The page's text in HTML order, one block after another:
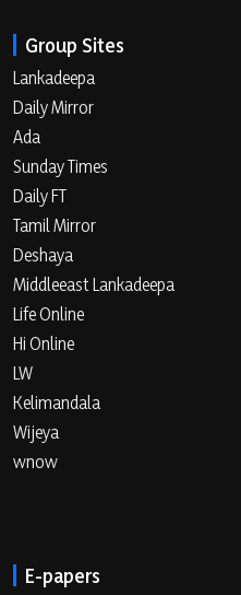
Group Sites
Lankadeepa
Daily Mirror
Ada
Sunday Times
Daily FT
Tamil Mirror
Deshaya
Middleeast Lankadeepa
Life Online
Hi Online
LW
Kelimandala
Wijeya
wnow
E-papers